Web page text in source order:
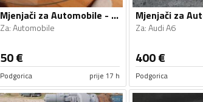
Mjenjači za Automobile - Automobile - Univerzalno
Za:Automobile
50€
Podgorica prije 17 h
Za:Audi A6
400€
Podgorica